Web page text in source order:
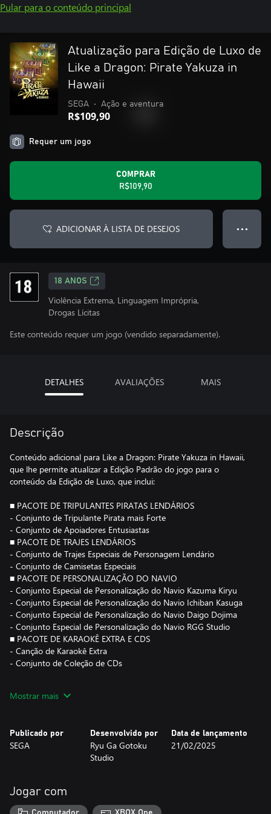
Pular para o conteúdo principal
Atualização para Edição de Luxo de
Like a Dragon: Pirate Yakuza in
Hawaii
SEGA • Ação e aventura
R$109,90
Requer um jogo
COMPRAR
R$109,90
ADICIONAR À LISTA DE DESEJOS ● ● ●
18 ANOS
Violência Extrema, Linguagem Imprópria,
Drogas Lícitas
Este conteúdo requer um jogo (vendido separadamente).
DETALHES AVALIAÇÕES MAIS
Descrição
Conteúdo adicional para Like a Dragon: Pirate Yakuza in Hawaii,
que lhe permite atualizar a Edição Padrão do jogo para o
conteúdo da Edição de Luxo, que inclui:
■ PACOTE DE TRIPULANTES PIRATAS LENDÁRIOS
- Conjunto de Tripulante Pirata mais Forte
- Conjunto de Apoiadores Entusiastas
■ PACOTE DE TRAJES LENDÁRIOS
- Conjunto de Trajes Especiais de Personagem Lendário
- Conjunto de Camisetas Especiais
■ PACOTE DE PERSONALIZAÇÃO DO NAVIO
- Conjunto Especial de Personalização do Navio Kazuma Kiryu
- Conjunto Especial de Personalização do Navio Ichiban Kasuga
- Conjunto Especial de Personalização do Navio Daigo Dojima
- Conjunto Especial de Personalização do Navio RGG Studio
■ PACOTE DE KARAOKÊ EXTRA E CDS
- Canção de Karaokê Extra
- Conjunto de Coleção de CDs
Hawaii para poder usar este conteúdo adicional. Baixe o patch
também é vendido em conjuntos ou edições separadas.
*O "Pacote de Tripulantes Piratas Lendários" estará disponível
após o evento de melhoria do navio pirata do protagonista no
*O "Pacote de Trajes Lendários" estará disponível após o
desbloqueio da habilidade de trocar de roupa no Capítulo 2 do
jogo principal.
Mostrar mais
Publicado por
SEGA
Desenvolvido por
Ryu Ga Gotoku
Studio
Data de lançamento
21/02/2025
Jogar com